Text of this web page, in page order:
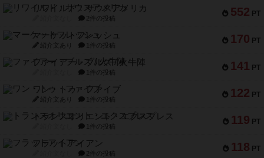
552 PT
リワイルド：サウスアメリカ
2件の投稿
170 PT
マーケットフレッシュ
紹介文あり 1件の投稿
141 PT
ファイアー・ブルズ / 火牛陣
1件の投稿
122 PT
ワン・トゥ・ファイブ
紹介文あり 1件の投稿
119 PT
トランスオリエント・エクスプレス
1件の投稿
118 PT
フラットアイアン
2件の投稿